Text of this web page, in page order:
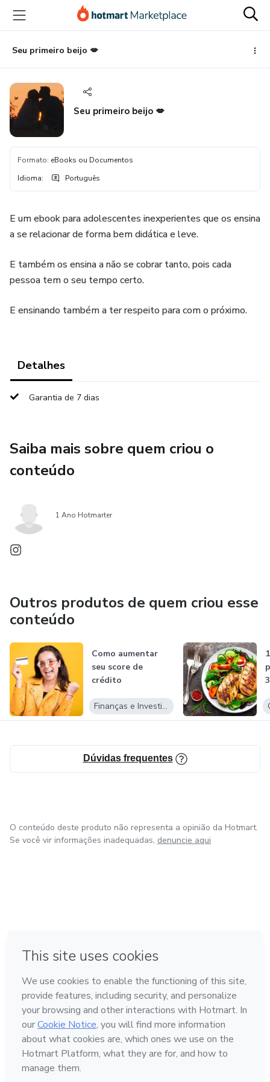
para
conteúdo
principal
para
pagamento
para
rodapéSeu primeiro beijo 💋
Seu primeiro beijo 💋
Formato: eBooks ou Documentos
Idioma: Português
E um ebook para adolescentes inexperientes que os ensina
a se relacionar de forma bem didática e leve.
E também os ensina a não se cobrar tanto, pois cada
pessoa tem o seu tempo certo.
E ensinando também a ter respeito para com o próximo.
Detalhes
Garantia de 7 dias
Saiba mais sobre quem criou o
conteúdo
1 Ano Hotmarter
Outros produtos de quem criou esse
conteúdo
Como aumentar
seu score de
crédito
Finanças e Investimentos
Dúvidas frequentes
O conteúdo deste produto não representa a opinião da Hotmart.
Se você vir informações inadequadas, denuncie aqui
Feito com ❤ em Amsterdam
Conheça a Hotmart
Idioma
Português